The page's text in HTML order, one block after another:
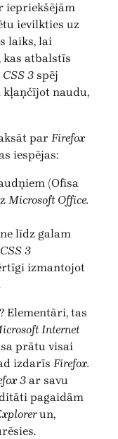
iepriekšējām
ievilkties uz
laiks, lai
atbalstīs
CSS 3 spēj
kļaņčījot naudu,
par Firefox
iespējas:
(Ofisa
Microsoft Office.
līdz galam
CSS 3
izmantojot
Elementāri, tas
Internet
prātu visai
izdarīs Firefox.
3 ar savu
pagaidām
un,